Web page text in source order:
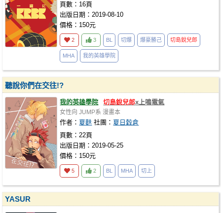
頁數：16頁
出版日期：2019-08-10
價格：150元
2 3 BL 切爆 爆豪勝己 切島銳兒郎
MHA 我的英雄學院
聽說你們在交往!?
我的英雄學院 切島銳兒郎x上鳴電氣
女性向 JUMP系 漫畫本
作者： 夏麩 社團： 夏日穀倉
頁數：22頁
出版日期：2019-05-25
價格：150元
5 2 BL MHA 切上
YASUR